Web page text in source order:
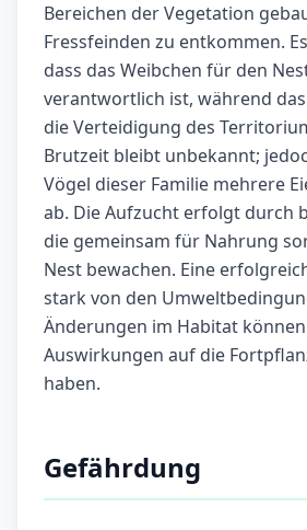
Bereichen der Vegetation
Fressfeinden zu entkommen.
dass das Weibchen für den
verantwortlich ist, während
die Verteidigung des
Brutzeit bleibt unbekannt;
Vögel dieser Familie mehrere
ab. Die Aufzucht erfolgt durch
die gemeinsam für Nahrung
Nest bewachen. Eine
stark von den
Änderungen im Habitat
Auswirkungen auf die
haben.
Gefährdung